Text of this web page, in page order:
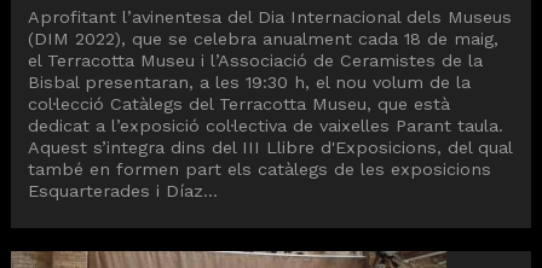
Aprofitant l’avinentesa del Dia Internacional dels Museus
(DIM 2022), que se celebra anualment cada 18 de maig,
el Terracotta Museu i l’Associació de Ceramistes de la
Bisbal presentaran, a les 19:30 h, el nou volum de la
col·lecció Catàlegs del Terracotta Museu, que està
dedicat a l’exposició col·lectiva de vaixelles Parant taula.
Aquest s’integra dins del III Llibre d'Exposicions, del qual
també en formen part els catàlegs de les exposicions
Esquarterades i Díaz...